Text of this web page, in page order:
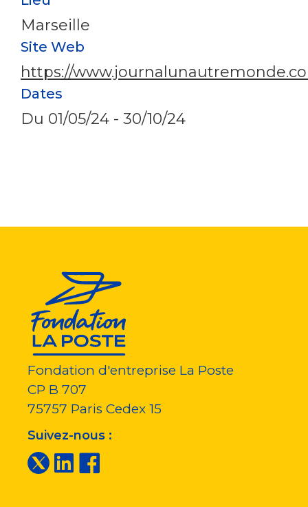
Marseille
Site Web
https://
Dates
Du 01/05/24 - 30/10/24
Fondation d'entreprise La Poste
CP B 707
75757 Paris Cedex 15
Suivez-nous :